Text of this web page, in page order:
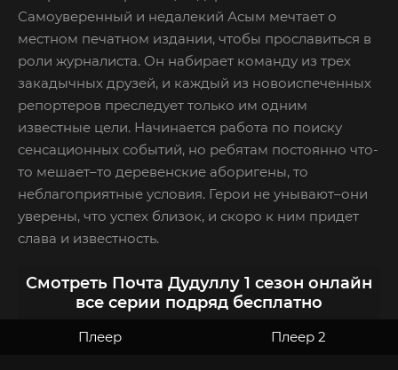
Самоуверенный и недалекий Асым мечтает о
местном печатном издании, чтобы прославиться в
роли журналиста. Он набирает команду из трех
закадычных друзей, и каждый из новоиспеченных
репортеров преследует только им одним
известные цели. Начинается работа по поиску
сенсационных событий, но ребятам постоянно что-
то мешает–то деревенские аборигены, то
неблагоприятные условия. Герои не унывают–они
уверены, что успех близок, и скоро к ним придет
слава и известность.
Смотреть Почта Дудуллу 1 сезон онлайн
все серии подряд бесплатно
Плеер Плеер 2